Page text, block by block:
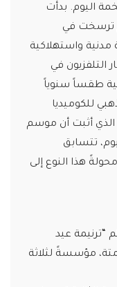
ضخمة اليوم. بدأت
ترسخت في
مدنية واستهلاكية
التلفزيون في
طقساً سنوياً
للكوميديا
الذي أثبت أن موسم
تتسابق
هذا النوع إلى
125 عاماً بفيلم “ترنيمة عيد
الصامتة، مؤسسةً لثلاثة